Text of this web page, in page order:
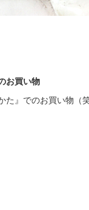
お買い物
た』でのお買い物（